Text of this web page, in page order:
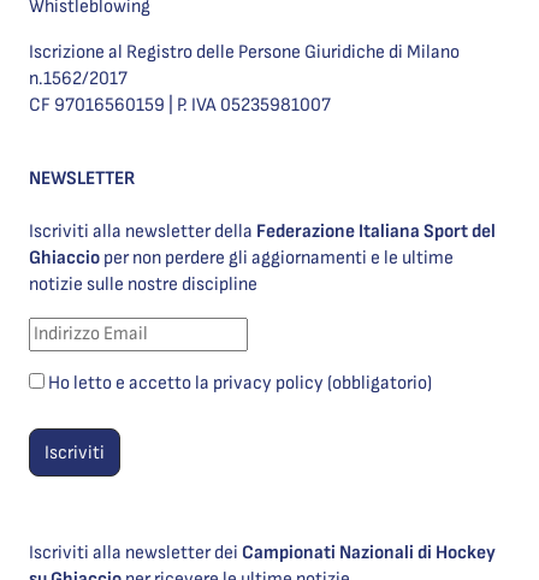
Whistleblowing
Iscrizione al Registro delle Persone Giuridiche di Milano
n.1562/2017
CF 97016560159 | P. IVA 05235981007
NEWSLETTER
Iscriviti alla newsletter della Federazione Italiana Sport del
Ghiaccio per non perdere gli aggiornamenti e le ultime
notizie sulle nostre discipline
Ho letto e accetto la privacy policy (obbligatorio)
Iscriviti alla newsletter dei Campionati Nazionali di Hockey